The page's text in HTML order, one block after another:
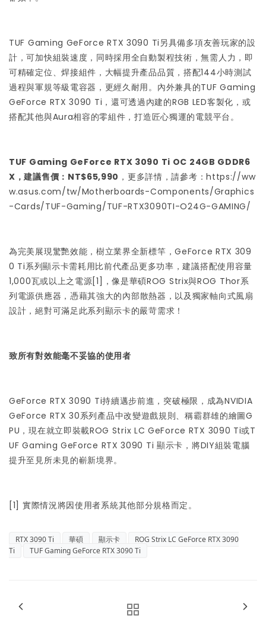
TUF Gaming GeForce RTX 3090 Ti另具備多項友善玩家的設
計，可加快組裝速度，同時採用全自動製程技術，無需人力，即
可精確定位、焊接組件，大幅提升產品品質，搭配144小時測試
過程與軍規等級電容器，更經久耐用。內外兼具的TUF Gaming
GeForce RTX 3090 Ti，還可透過內建的RGB LED客製化，或
搭配其他與Aura相容的零組件，打造匠心獨運的電競平台。
TUF Gaming GeForce RTX 3090 Ti OC 24GB GDDR6
X，建議售價：NT$65,990 ，更多詳情，請參考：https://ww
w.asus.com/tw/Motherboards-Components/Graphics
-Cards/TUF-Gaming/TUF-RTX3090TI-O24G-GAMING/
為完美展現驚艷效能，樹立業界全新標竿，GeForce RTX 309
0 Ti系列顯示卡需耗用比前代產品更多功率，建議搭配使用容量
1,000瓦或以上之電源[1] ，像是華碩ROG Strix與ROG Thor系
列電源供應器 ，憑藉其強大的內部散熱器，以及獨家軸向式風扇
設計，絕對可滿足此系列顯示卡的嚴苛需求！
致所有對效能毫不妥協的使用者
GeForce RTX 3090 Ti持續邁步前進，突破極限，成為NVIDIA
GeForce RTX 30系列產品中改變遊戲規則、稱霸群雄的繪圖G
PU，現在就立即裝載ROG Strix LC GeForce RTX 3090 Ti或T
UF Gaming GeForce RTX 3090 Ti 顯示卡，將DIY組裝電腦
提升至見所未見的嶄新境界。
[1] 實際情況將因使用者系統其他部分規格而定。
RTX 3090 Ti 華碩 顯示卡
ROG Strix LC GeForce RTX 3090
Ti
TUF Gaming GeForce RTX 3090 Ti